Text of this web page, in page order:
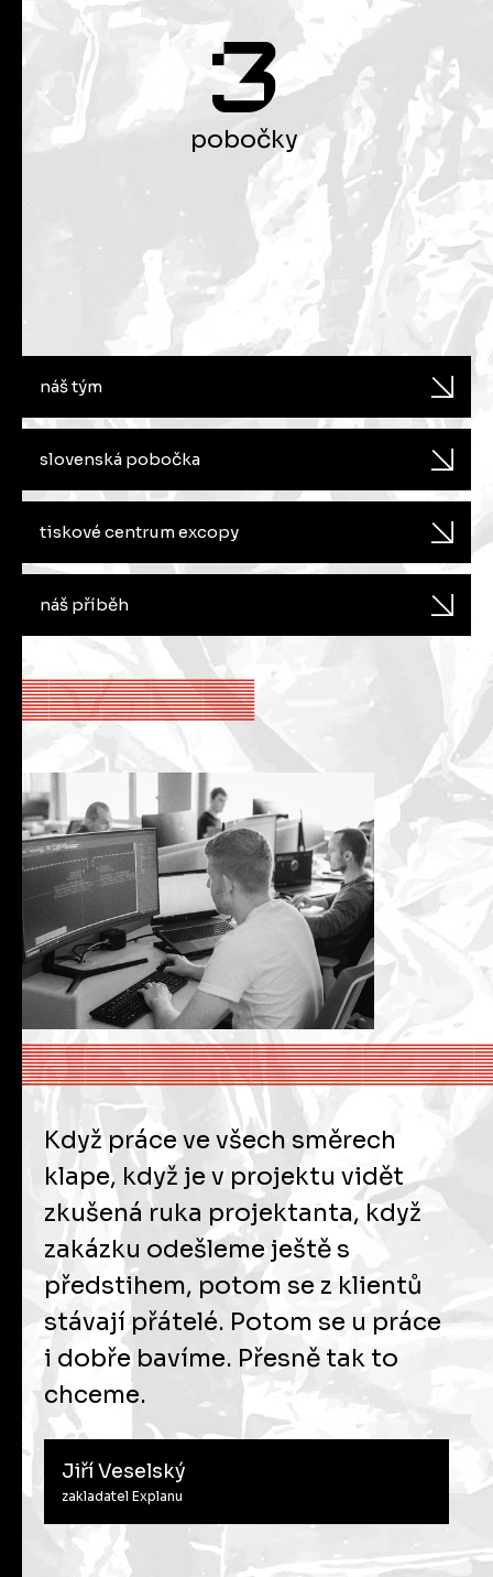
pobočky
náš tým
slovenská pobočka
tiskové centrum excopy
náš příběh
Když práce ve všech směrech
klape, když je v projektu vidět
zkušená ruka projektanta, když
zakázku odešleme ještě s
předstihem, potom se z klientů
stávají přátelé. Potom se u práce
i dobře bavíme. Přesně tak to
chceme.
Jiří Veselský
zakladatel Explanu